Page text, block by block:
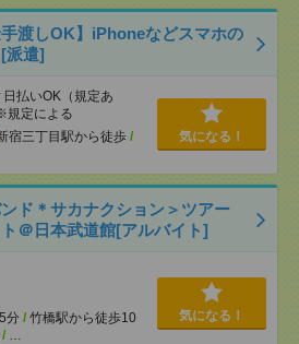
手渡しOK】iPhoneなどスマホの
派遣]
払いOK（規定あ
定による
宿三丁目駅から徒歩 /
気になる！
ド＊サカナクション＞ツアー
＠日本武道館[アルバイト]
分 / 竹橋駅から徒歩10
/ …
気になる！